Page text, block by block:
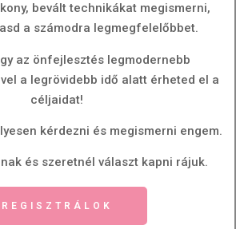
bevált technikákat megismerni,
a számodra legmegfelelőbbet.
az önfejlesztés legmodernebb
a legrövidebb idő alatt érheted el a
céljaidat!
kérdezni és megismerni engem.
és szeretnél választ kapni rájuk.
REGISZTRÁLOK